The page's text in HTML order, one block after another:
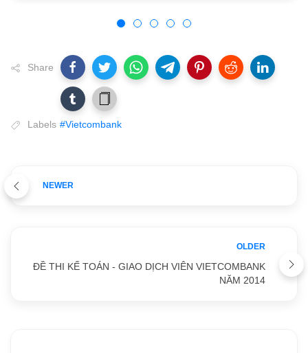
Share
Labels #Vietcombank
NEWER
OLDER
ĐỀ THI KẾ TOÁN - GIAO DỊCH VIÊN VIETCOMBANK
NĂM 2014